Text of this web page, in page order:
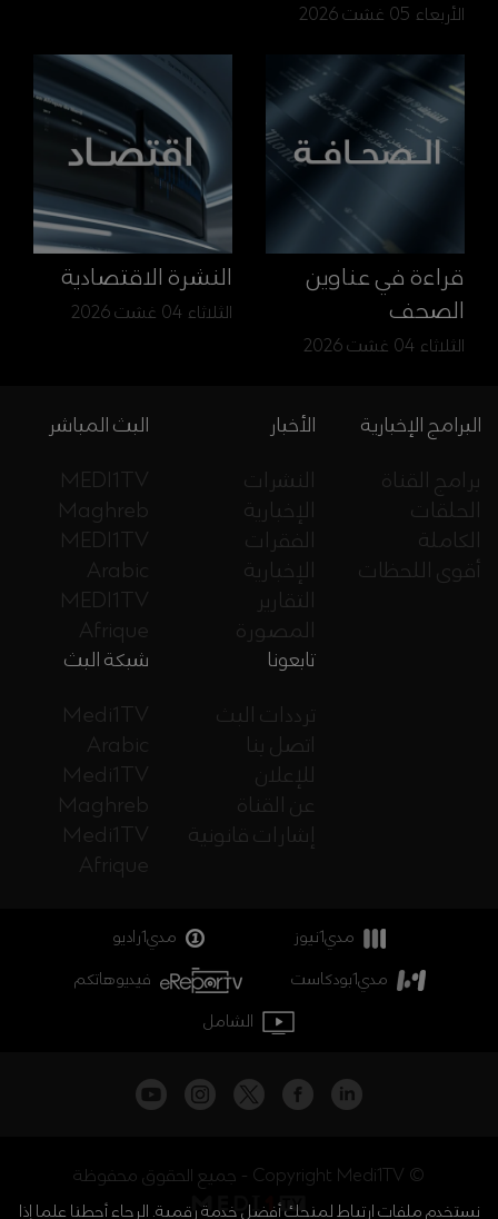
الأربعاء 05 غشت 2026
قراءة في عناوين
الصحف
الثلاثاء 04 غشت 2026
النشرة الاقتصادية
الثلاثاء 04 غشت 2026
البث المباشر
MEDI1TV
Maghreb
MEDI1TV
Arabic
MEDI1TV
Afrique
الأخبار
النشرات
الإخبارية
الفقرات
الإخبارية
التقارير
المصورة
البرامج الإخبارية
برامج القناة
الحلقات
الكاملة
أقوى اللحظات
شبكة البث
Medi1TV
Arabic
Medi1TV
Maghreb
Medi1TV
Afrique
تابعونا
ترددات البث
اتصل بنا
للإعلان
عن القناة
إشارات قانونية
مدي1نيوز
مدي1راديو
مدي1بودكاست
فيديوهاتكم
الشامل
جميع الحقوق محفوظة - Copyright Medi1TV ©
نستخدم ملفات ارتباط لمنحك أفضل خدمة رقمية. الرجاء أحطنا علما إذا